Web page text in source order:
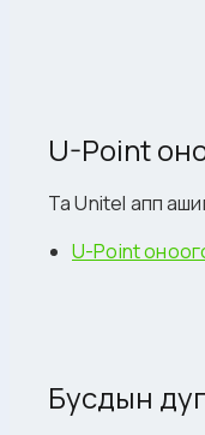
U-Point
Та Unitel апп
U-Point
Бусдын